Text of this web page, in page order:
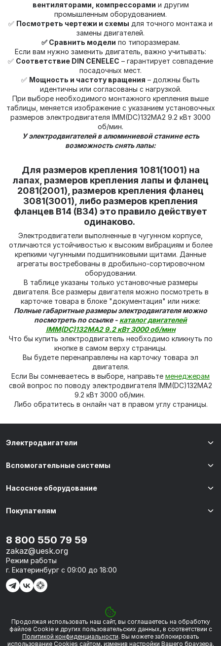
вентиляторами, компрессорами и другим
промышленным оборудованием.
✅ Посмотреть чертежи и схемы для точного монтажа и
замены двигателей.
✅ Сравнить модели по типоразмерам.
Если вам нужно заменить двигатель, важно учитывать:
✅ Соответствие DIN CENELEC – гарантирует совпадение
посадочных мест.
✅ Мощность и частоту вращения – должны быть
идентичны или согласованы с нагрузкой.
При выборе необходимого монтажного крепления выше
таблицы, меняется изображение с указанием установочных
размеров электродвигателя IMM(DС)132МА2 9.2 кВт 3000
об/мин.
У электродвигателей в алюминиевой станине есть
возможность снять лапы:
Для размеров крепления 1081(1001) на
лапах, размеров крепления лапы и фланец
2081(2001), размеров крепления фланец
3081(3001), либо размеров крепления
фланцев В14 (В34) это правило действует
одинаково.
Электродвигатели выполненные в чугунном корпусе,
отличаются устойчивостью к высоким вибрациям и более
крепкими чугунными подшипниковыми щитами. Данные
агрегаты востребованы в дробильно-сортировочном
оборудовании.
В таблице указаны только установочные размеры
двигателя. Все размеры двигателя можно посмотреть в
карточке товара в блоке "документация" или ниже:
Полные габаритные размеры электродвигателя можно
посмотреть по ссылке - каталог двигателей
IMM(DС)132МА2 9.2 кВт 3000 об/мин
Что бы купить электродвигатель необходимо кликнуть по
кнопке в самом верху страницы.
Вы будете перенаправлены на карточку товара эл
двигателя.
Если Вы сомневаетесь в выборе, направьте менеджерам
свой вопрос по поводу электродвигателя IMM(DС)132МА2
9.2 кВт 3000 об/мин.
Либо обратитесь в онлайн чат в правом углу страницы.
© 2026 «УЭСК-ТЕХНОЛОГИИ»
Электродвигатели
Вспомогательные системы
Насосное оборудование
Покупателям
8 800 550 79 59
zakaz@uesk.org
Режим работы
г. Екатеринбург с 09:00 до 18:00
Продолжая использовать наш сайт, вы соглашаетесь на обработку
файлов Сookie и других пользовательских данных, в соответствии с
Политикой конфиденциальности. Вы можете заблокировать
использование Cookies сайтом, изменив настройки Вашего браузера.